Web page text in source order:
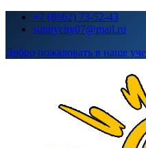
Перейти+7 (8662) 73-52-43
sunnycity07@mail.ru
Добро пожаловать в наше